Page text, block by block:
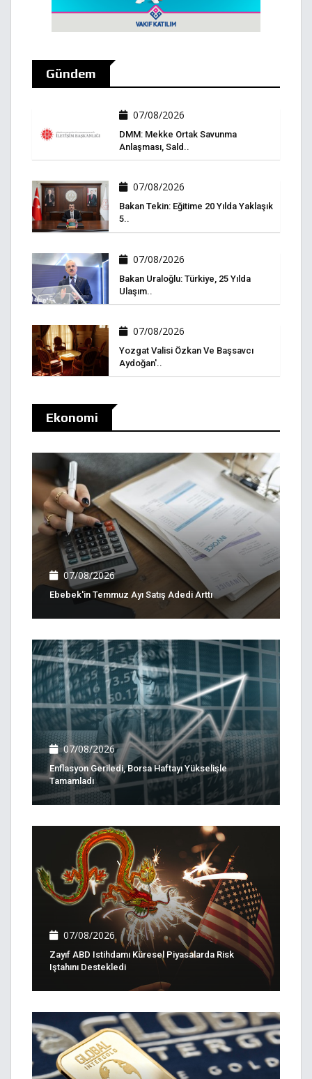
Gündem
07/08/2026
DMM: Mekke Ortak Savunma
Anlaşması, Sald..
07/08/2026
Bakan Tekin: Eğitime 20 Yılda Yaklaşık
5..
07/08/2026
Bakan Uraloğlu: Türkiye, 25 Yılda
Ulaşım..
07/08/2026
Yozgat Valisi Özkan Ve Başsavcı
Aydoğan'..
Ekonomi
07/08/2026
Ebebek'in Temmuz Ayı Satış Adedi Arttı
07/08/2026
Enflasyon Geriledi, Borsa Haftayı Yükselişle
Tamamladı
07/08/2026
Zayıf ABD Istihdamı Küresel Piyasalarda Risk
Iştahını Destekledi